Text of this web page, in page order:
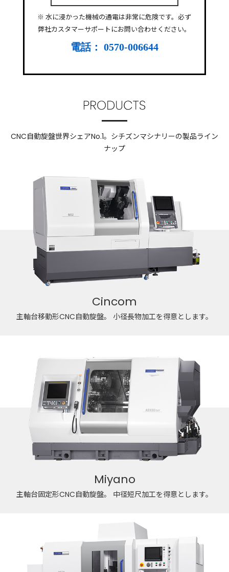
※ 水に浸かった機械の通電は非常に危険です。必ず
弊社カスタマーサポートにお問い合わせください。
電話： 0570-006644
CNC自動旋盤世界シェアNo.1。シチズンマシナリーの製品ライン
ナップ
Cincom
主軸台移動形CNC自動旋盤。 小径長物加工を得意とします。
Miyano
主軸台固定形CNC自動旋盤。 中径短尺加工を得意とします。